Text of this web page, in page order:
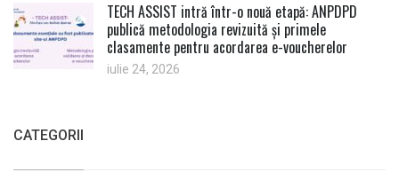
TECH ASSIST intră într-o nouă etapă: ANPDPD
publică metodologia revizuită și primele
clasamente pentru acordarea e-voucherelor
iulie 24, 2026
CATEGORII